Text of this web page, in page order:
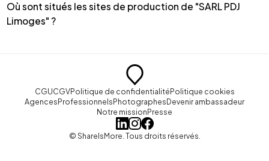
Où sont situés les sites de production de "SARL PDJ
Limoges" ?
CGUCGVPolitique de confidentialitéPolitique cookies
AgencesProfessionnelsPhotographesDevenir ambassadeur
Notre missionPresse
© ShareIsMore. Tous droits réservés.